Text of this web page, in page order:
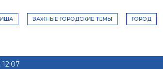
ВАЖНЫЕ ГОРОДСКИЕ ТЕМЫ ГОРОД